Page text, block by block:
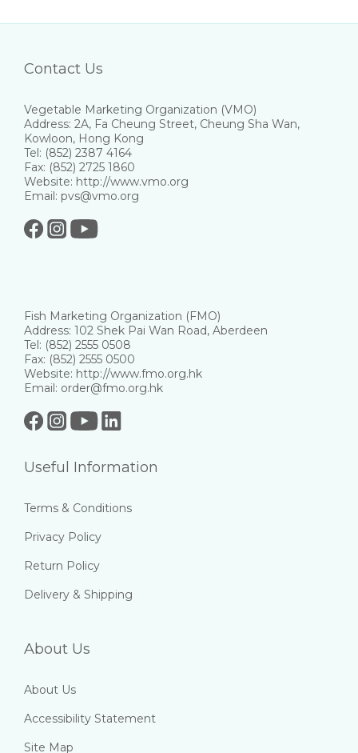
Contact Us
Vegetable Marketing Organization (VMO)
Address: 2A, Fa Cheung Street, Cheung Sha Wan,
Kowloon, Hong Kong
Tel: (852) 2387 4164
Fax: (852) 2725 1860
Website: http://www.vmo.org
Email: pvs@vmo.org
Fish Marketing Organization (FMO)
Address: 102 Shek Pai Wan Road, Aberdeen
Tel: (852) 2555 0508
Fax: (852) 2555 0500
Website: http://www.fmo.org.hk
Email: order@fmo.org.hk
Useful Information
Terms & Conditions
Privacy Policy
Return Policy
Delivery & Shipping
About Us
About Us
Accessibility Statement
Site Map